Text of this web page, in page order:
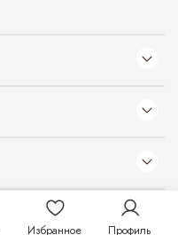
Избранное Профиль